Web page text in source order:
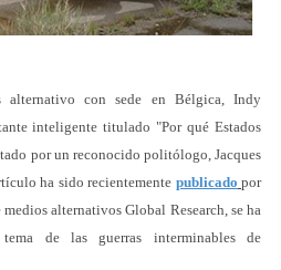
con sede en Bélgica, Indy
inteligente titulado "Por qué Estados
por un reconocido politólogo, Jacques
ha sido recientemente publicado por
alternativos Global Research, se ha
de las guerras interminables de